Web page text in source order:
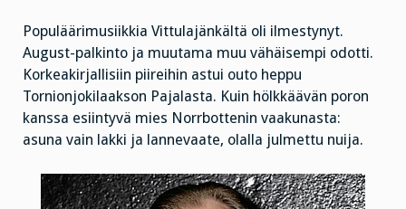
Populäärimusiikkia Vittulajänkältä oli ilmestynyt.
August-palkinto ja muutama muu vähäisempi odotti.
Korkeakirjallisiin piireihin astui outo heppu
Tornionjokilaakson Pajalasta. Kuin hölkkäävän poron
kanssa esiintyvä mies Norrbottenin vaakunasta:
asuna vain lakki ja lannevaate, olalla julmettu nuija.